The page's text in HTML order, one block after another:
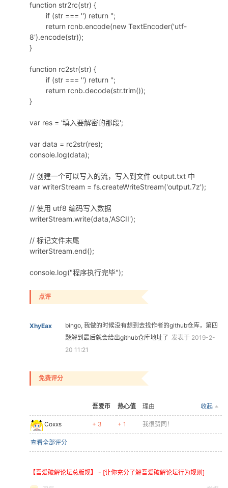
function str2rc(str) {
if (str === '') return '';
return rcnb.encode(new TextEncoder('utf-
8').encode(str));
}
function rc2str(str) {
if (str === '') return '';
return rcnb.decode(str.trim());
}
var res = '填入要解密的那段';
var data = rc2str(res);
console.log(data);
// 创建一个可以写入的流，写入到文件 output.txt 中
var writerStream = fs.createWriteStream('output.7z');
// 使用 utf8 编码写入数据
writerStream.write(data,'ASCII');
// 标记文件末尾
writerStream.end();
console.log("程序执行完毕");
点评
XhyEax
bingo, 我做的时候没有想到去找作者的github仓库，第四
题解到最后就会给出github仓库地址了 发表于 2019-2-
20 11:21
免费评分
吾爱币 热心值 收起
理由
Coxxs + 3 + 1 我很赞同！
查看全部评分
【吾爱破解论坛总版规】 - [让你充分了解吾爱破解论坛行为规则]